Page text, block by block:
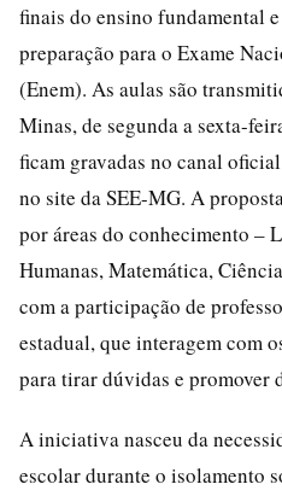
finais do ensino fundamental
preparação para o Exame
(Enem). As aulas são
Minas, de segunda a sexta-
ficam gravadas no canal
no site da SEE-MG. A
por áreas do conhecimento –
Humanas, Matemática,
com a participação de
estadual, que interagem com
para tirar dúvidas e promover
A iniciativa nasceu da
escolar durante o isolamento